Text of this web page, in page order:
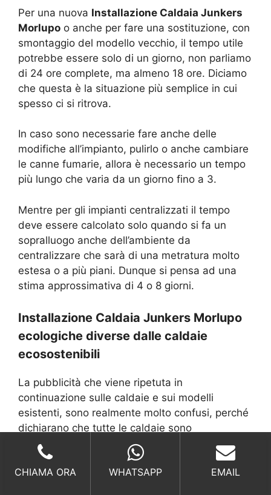
Per una nuova Installazione Caldaia Junkers
Morlupo o anche per fare una sostituzione, con
smontaggio del modello vecchio, il tempo utile
potrebbe essere solo di un giorno, non parliamo
di 24 ore complete, ma almeno 18 ore. Diciamo
che questa è la situazione più semplice in cui
spesso ci si ritrova.
In caso sono necessarie fare anche delle
modifiche all’impianto, pulirlo o anche cambiare
le canne fumarie, allora è necessario un tempo
più lungo che varia da un giorno fino a 3.
Mentre per gli impianti centralizzati il tempo
deve essere calcolato solo quando si fa un
sopralluogo anche dell’ambiente da
centralizzare che sarà di una metratura molto
estesa o a più piani. Dunque si pensa ad una
stima approssimativa di 4 o 8 giorni.
Installazione Caldaia Junkers Morlupo
ecologiche diverse dalle caldaie
ecosostenibili
La pubblicità che viene ripetuta in
continuazione sulle caldaie e sui modelli
esistenti, sono realmente molto confusi, perché
dichiarano che tutte le caldaie sono
ecosostenibili, ma non suddividono i modelli
che sono ecologici.
CHIAMA ORA WHATSAPP EMAIL